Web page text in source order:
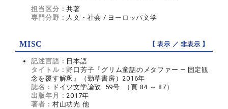
担当区分：共著
専門分野： 人文・社会 / ヨーロッパ文学
MISC 【 表示 ／非表示 】
記述言語： 日本語
タイトル：野口芳子『グリム童話のメタファー ― 固定観
念を覆す解釈』（勁草書房）2016年
誌名：
ドイツ文学論攷 59号 （頁 84 ～ 87）
出版年月：2017年
著者： 村山功光 他